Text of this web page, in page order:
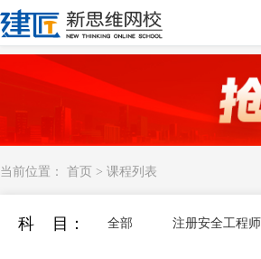
当前位置： 首页 > 课程列表
科 目： 全部 注册安全工程师